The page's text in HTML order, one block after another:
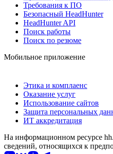
Требования к ПО
Безопасный HeadHunter
HeadHunter API
Поиск работы
Поиск по резюме
Мобильное приложение
Этика и комплаенс
Оказание услуг
Использование сайтов
Защита персональных
ИТ аккредитация
На информационном ресурсе
сведений, относящихся к